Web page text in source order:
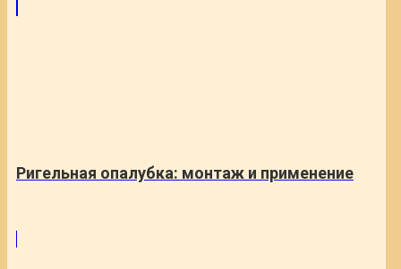
Ригельная опалубка: монтаж и применение